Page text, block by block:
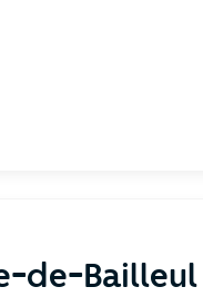
de-Bailleul